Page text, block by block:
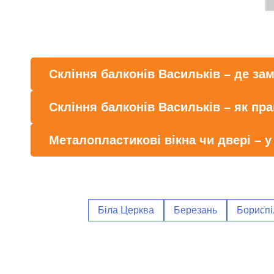
Скління балконів Васильків – де
Скління балконів Васильків – як
Металопластикові вікна чи двері –
Біла Церква Березань